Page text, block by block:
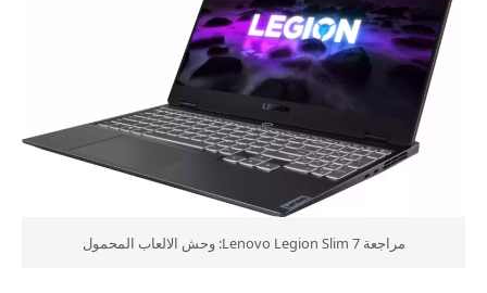
مراجعة Lenovo Legion Slim 7: وحش الالعاب المحمول